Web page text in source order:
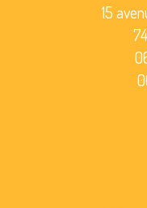
15